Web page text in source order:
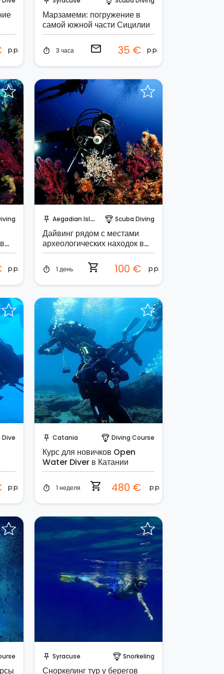
p.p.
Марзамеми: погружение в
самой южной части Сицилии
timer 3 часа email 35 € p.p.
p.p.
push_pin Aegadian Island paragliding Scuba Diving
Дайвинг рядом с местами
археологических находок в
Мареттимо
timer 1 день shopping_cart 100 € p.p.
Dive
p.p.
push_pin Catania paragliding Diving Course
Курс для новичков Open
Water Diver в Катании
timer 1 неделя shopping_cart 480 € p.p.
push_pin Syracuse paragliding Snorkeling
Сноркелинг тур у берегов